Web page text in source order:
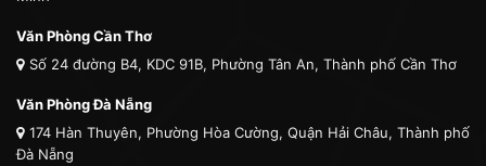
Văn Phòng Cần Thơ
Số 24 đường B4, KDC 91B, Phường Tân An, Thành phố Cần Thơ
Văn Phòng Đà Nẵng
174 Hàn Thuyên, Phường Hòa Cường, Quận Hải Châu, Thành phố
Đà Nẵng